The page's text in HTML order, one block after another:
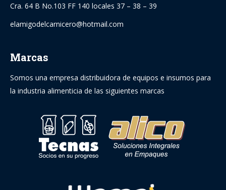
Cra. 64 B No.103 FF 140 locales 37 – 38 – 39
elamigodelcarnicero@hotmail.com
Marcas
Somos una empresa distribuidora de equipos e insumos para
la industria alimenticia de las siguientes marcas